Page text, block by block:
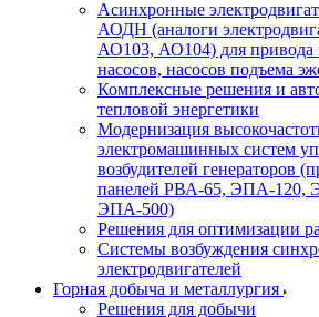
Асинхронные
АОДН (аналоги
АО103, АО104) для привода
насосов, насосов подъема
Комплексные решения и
тепловой энергетики
Модернизация
электромашинных систем
возбудителей генераторов
панелей РВА-65, ЭПА-120,
ЭПА-500)
Решения для оптимизации
Системы возбуждения
электродвигателей
Горная добыча и металлургия
Решения для добычи